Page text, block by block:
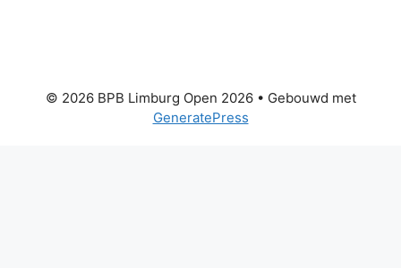
© 2026 BPB Limburg Open 2026• Gebouwd met
GeneratePress